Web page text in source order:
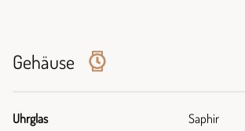
Gehäuse
Uhrglas Saphir